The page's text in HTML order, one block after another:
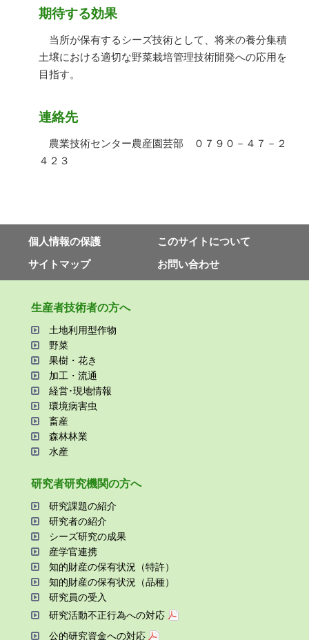
期待する効果
当所が保有するシーズ技術として、将来の養分集積
土壌における適切な野菜栽培管理技術開発への応用を
目指す。
連絡先
農業技術センター農産園芸部 ０７９０－４７－２
４２３
個⼈情報の保護
このサイトについて
サイトマップ
お問い合わせ
⽣産者技術者の⽅へ
⼟地利⽤型作物
野菜
果樹・花き
加⼯・流通
経営･現地情報
環境病害⾍
畜産
森林林業
⽔産
研究者研究機関の⽅へ
研究課題の紹介
研究者の紹介
シーズ研究の成果
産学官連携
知的財産の保有状況（特許）
知的財産の保有状況（品種）
研究員の受⼊
研究活動不正⾏為への対応
公的研究資金への対応